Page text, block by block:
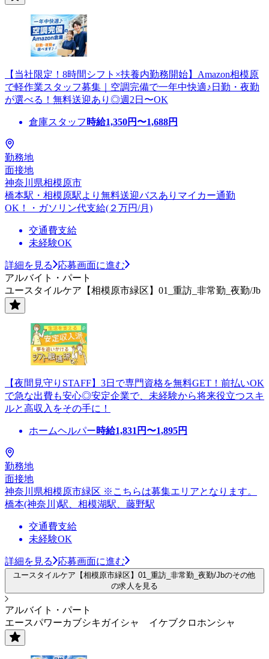
【当社限定！8時間シフト×扶養内勤務開始】Amazon相模原
で軽作業スタッフ募集｜空調完備で一年中快適♪日勤・夜勤
が選べる！無料送迎あり◎週2日〜OK
倉庫スタッフ 時給1,350円〜1,688円
勤務地
面接地
神奈川県相模原市
橋本駅・相模原駅より無料送迎バスありマイカー通勤
OK！・ガソリン代支給(２万円/月)
交通費支給
未経験OK
詳細を見る
応募画面に進む
アルバイト・パート
ユースタイルケア【相模原市緑区】01_重訪_非常勤_夜勤/Jb
【夜間見守りSTAFF】3日で専門資格を無料GET！前払いOK
で急な出費も安心◎安定企業で、未経験から将来役立つスキ
ルと高収入をその手に！
ホームヘルパー時給1,831 円〜1,895円
勤務地
面接地
神奈川県相模原市緑区 ※こちらは募集エリアとなります。
橋本(神奈川)駅、相模湖駅、藤野駅
交通費支給
未経験OK
詳細を見る 応募画面に進む
ユースタイルケア【相模原市緑区】01_重訪_非常勤_夜勤/Jbのその他
の求人を見る
アルバイト・パート
エースパワーカブシキガイシャ イケブクロホンシャ